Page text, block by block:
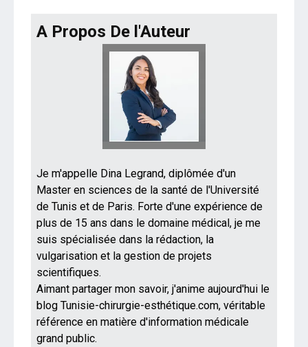
A Propos De l'Auteur
Je m'appelle Dina Legrand, diplômée d'un
Master en sciences de la santé de l'Université
de Tunis et de Paris. Forte d'une expérience de
plus de 15 ans dans le domaine médical, je me
suis spécialisée dans la rédaction, la
vulgarisation et la gestion de projets
scientifiques.
Aimant partager mon savoir, j'anime aujourd'hui le
blog Tunisie-chirurgie-esthétique.com, véritable
référence en matière d'information médicale
grand public.